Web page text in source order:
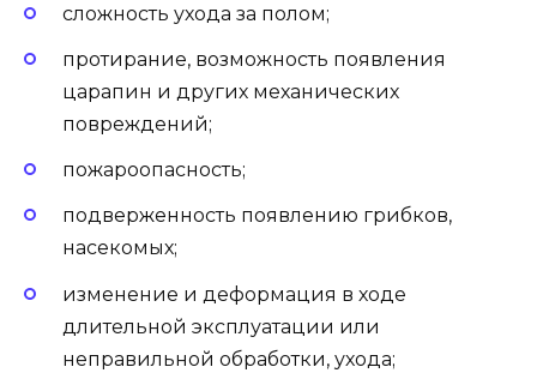
сложность ухода за полом;
протирание, возможность появления
царапин и других механических
повреждений;
пожароопасность;
подверженность появлению грибков,
насекомых;
изменение и деформация в ходе
длительной эксплуатации или
неправильной обработки, ухода;